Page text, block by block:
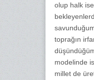
olup halk
toprağın
modelinde
millet de